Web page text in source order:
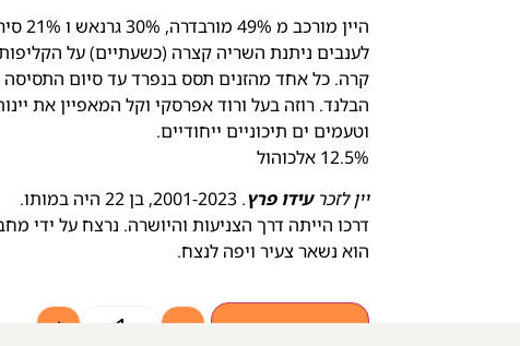
היין מורכב מ 49% מורבדרה, 30% גרנאש ו 21% סירה.
לענבים ניתנת השריה קצרה (כשעתיים) על
קרה. כל אחד מהזנים תסס בנפרד עד סיום התסיסה
הבלנד. רוזה בעל ורוד אפרסקי וקל המאפיין את
וטעמים ים תיכוניים ייחודיים.
12.5% אלכוהול
יין לזכרעידו פרץ. 2001-2023, בן 22 היה במותו.
דרכו הייתה דרך הצניעות והיושרה. נרצח על ידי
הוא נשאר צעיר ויפה לנצח.
-
+